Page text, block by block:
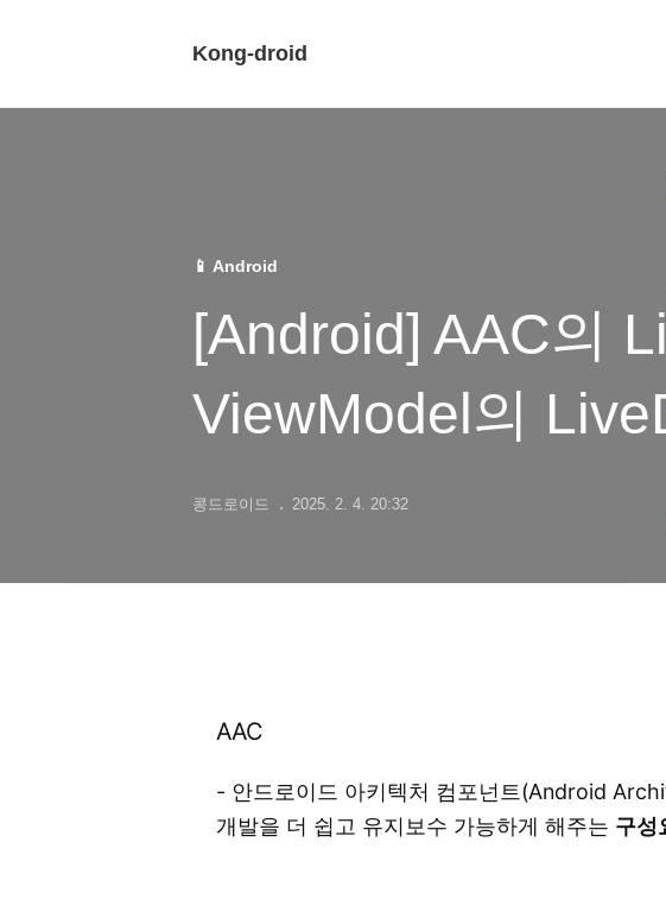
Kong-droid
📱 Android
[Android] AAC의
ViewModel의
콩드로이드 2025. 2. 4. 20:32
AAC
- 안드로이드 아키텍처 컴포넌트(Android
개발을 더 쉽고 유지보수 가능하게 해주는 구성